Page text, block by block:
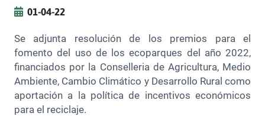
Fecha
01-04-22
Se adjunta resolución de los premios para el
fomento del uso de los ecoparques del año 2022,
financiados por la Conselleria de Agricultura, Medio
Ambiente, Cambio Climático y Desarrollo Rural como
aportación a la política de incentivos económicos
para el reciclaje.